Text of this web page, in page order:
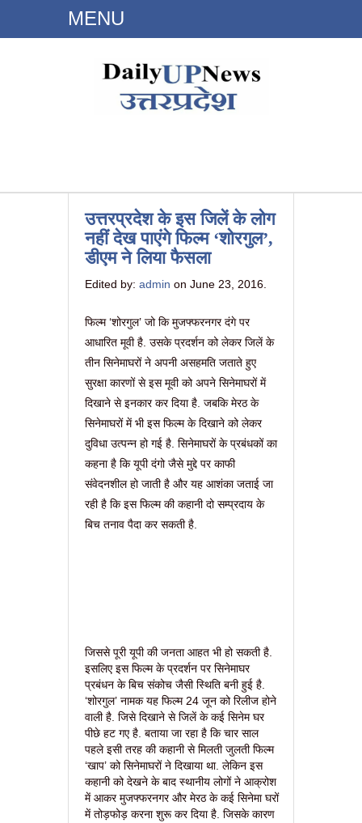
MENU
उत्तरप्रदेश के इस जिलें के लोग
नहीं देख पाएंगे फिल्म ‘शोरगुल’,
डीएम ने लिया फैसला
Edited by: admin on June 23, 2016.
फिल्म ‘शोरगुल’ जो कि मुजफ्फरनगर दंगे पर
आधारित मूवी है. उसके प्रदर्शन को लेकर जिलें के
तीन सिनेमाघरों ने अपनी असहमति जताते हुए
सुरक्षा कारणों से इस मूवी को अपने सिनेमाघरों में
दिखाने से इनकार कर दिया है. जबकि मेरठ के
सिनेमाघरों में भी इस फिल्म के दिखाने को लेकर
दुविधा उत्पन्न हो गई है. सिनेमाघरों के प्रबंधकों का
कहना है कि यूपी दंगो जैसे मुद्दे पर काफी
संवेदनशील हो जाती है और यह आशंका जताई जा
रही है कि इस फिल्म की कहानी दो सम्प्रदाय के
बिच तनाव पैदा कर सकती है.
जिससे पूरी यूपी की जनता आहत भी हो सकती है.
इसलिए इस फिल्म के प्रदर्शन पर सिनेमाघर
प्रबंधन के बिच संकोच जैसी स्थिति बनी हुई है.
‘शोरगुल’ नामक यह फिल्म 24 जून को रिलीज होने
वाली है. जिसे दिखाने से जिलें के कई सिनेम घर
पीछे हट गए है. बताया जा रहा है कि चार साल
पहले इसी तरह की कहानी से मिलती जुलती फिल्म
‘खाप’ को सिनेमाघरों ने दिखाया था. लेकिन इस
कहानी को देखने के बाद स्थानीय लोगों ने आक्रोश
में आकर मुजफ्फरनगर और मेरठ के कई सिनेमा घरों
में तोड़फोड़ करना शुरू कर दिया है. जिसके कारण